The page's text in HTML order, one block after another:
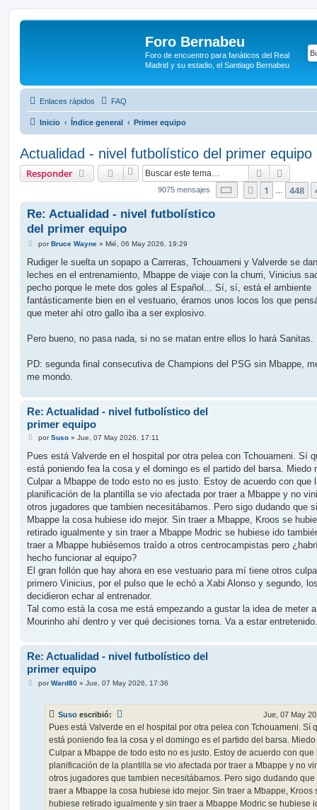
Foro Bernabeu
Foro de encuentro para fanáticos del Real
Madrid y su estadio, el Santiago Bernabeu
Enlaces rápidos FAQ
Inicio Índice general Primer equipo
Actualidad - nivel futbolístico del primer equipo
Responder Buscar
9075 mensajes Página450de454
Anterior
1 448
Re: Actualidad - nivel futbolístico
del primer equipo
M
n
a
j
porBruce Wayne» Mié, 06 May 2026, 19:29
Rudiger le suelta un sopapo a Carreras, Tchouameni y Valverde se
leches en el entrenamiento, Mbappe de viaje con la churri, Vinicius
pecho porque le mete dos goles al Español... Sí, sí, está el ambiente
fantásticamente bien en el vestuario, éramos unos locos los que
que meter ahí otro gallo iba a ser explosivo.
Pero bueno, no pasa nada, si no se matan entre ellos lo hará Sanitas.
PD: segunda final consecutiva de Champions del PSG sin Mbappe,
me mondo.
Re: Actualidad - nivel futbolístico del
primer equipo
M
n
a
porSuso» Jue, 07 May 2026, 17:11
Pues está Valverde en el hospital por otra pelea con Tchouameni. Sí
está poniendo fea la cosa y el domingo es el partido del barsa. Miedo
Culpar a Mbappe de todo esto no es justo. Estoy de acuerdo con que
planificación de la plantilla se vio afectada por traer a Mbappe y no
otros jugadores que tambien necesitábamos. Pero sigo dudando que
Mbappe la cosa hubiese ido mejor. Sin traer a Mbappe, Kroos se
retirado igualmente y sin traer a Mbappe Modric se hubiese ido
traer a Mbappe hubiésemos traído a otros centrocampistas pero
hecho funcionar al equipo?
El gran follón que hay ahora en ese vestuario para mí tiene otros
primero Vinicius, por el pulso que le echó a Xabi Alonso y segundo,
decidieron echar al entrenador.
Tal como está la cosa me está empezando a gustar la idea de meter a
Mourinho ahí dentro y ver qué decisiones toma. Va a estar entretenido.
Re: Actualidad - nivel futbolístico del
primer equipo
MporWard80» Jue, 07 May 2026, 17:36
Suso escribió: Jue, 07 May
Pues está Valverde en el hospital por otra pelea con Tchouameni. Sí
está poniendo fea la cosa y el domingo es el partido del barsa.
Culpar a Mbappe de todo esto no es justo. Estoy de acuerdo con que
planificación de la plantilla se vio afectada por traer a Mbappe y no
otros jugadores que tambien necesitábamos. Pero sigo dudando que
traer a Mbappe la cosa hubiese ido mejor. Sin traer a Mbappe, Kroos
hubiese retirado igualmente y sin traer a Mbappe Modric se hubiese